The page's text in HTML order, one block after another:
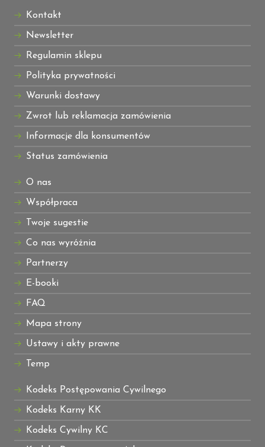
Kontakt
Newsletter
Regulamin sklepu
Polityka prywatności
Warunki dostawy
Zwrot lub reklamacja zamówienia
Informacje dla konsumentów
Status zamówienia
O nas
Współpraca
Twoje sugestie
Co nas wyróżnia
Partnerzy
E-booki
FAQ
Mapa strony
Ustawy i akty prawne
Temp
Kodeks Postępowania Cywilnego
Kodeks Karny KK
Kodeks Cywilny KC